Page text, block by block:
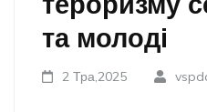
та молоді
2 Тра,2025